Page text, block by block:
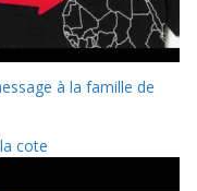
à la famille de
cote